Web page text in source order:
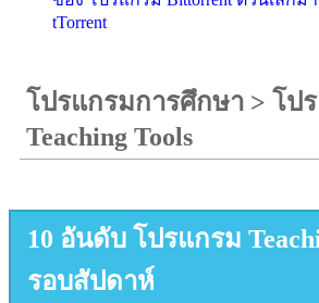
tTorrent
โปรแกรมการศึกษา > โป
Teaching Tools
10 อันดับ โปรแกรม
รอบสัปดาห์